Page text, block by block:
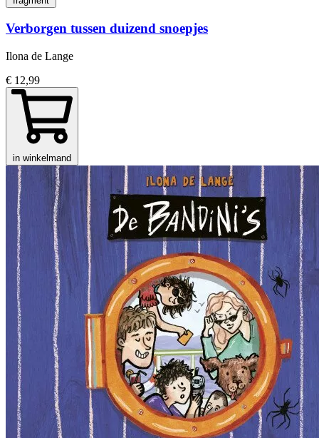
Verborgen tussen duizend snoepjes
Ilona de Lange
€ 12,99
in winkelmand